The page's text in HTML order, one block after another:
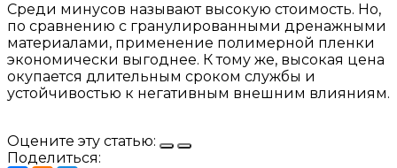
Среди минусов называют высокую стоимость. Но,
по сравнению с гранулированными дренажными
материалами, применение полимерной пленки
экономически выгоднее. К тому же, высокая цена
окупается длительным сроком службы и
устойчивостью к негативным внешним влияниям.
Оцените эту статью:
Поделиться: